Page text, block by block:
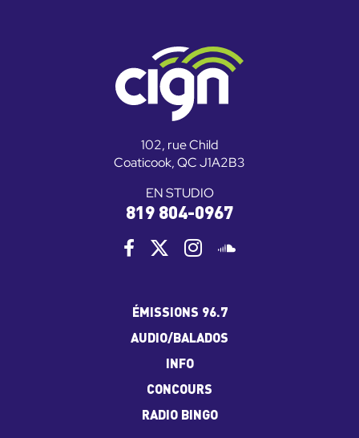
102, rue Child
Coaticook, QC J1A2B3
EN STUDIO
819 804-0967
ÉMISSIONS 96.7
AUDIO/BALADOS
INFO
CONCOURS
RADIO BINGO